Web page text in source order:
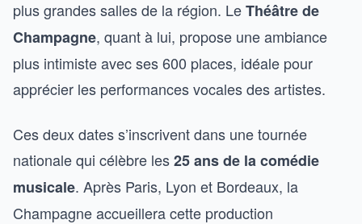
plus grandes salles de la région. LeThéâtre de
Champagne, quant à lui, propose une ambiance
plus intimiste avec ses 600 places, idéale pour
apprécier les performances vocales des artistes.
Ces deux dates s’inscrivent dans une tournée
nationale qui célèbre les25 ans de la comédie
musicale. Après Paris, Lyon et Bordeaux, la
Champagne accueillera cette production